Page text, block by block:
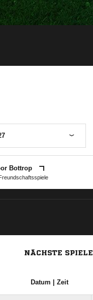
Bottrop
NÄCHSTE SPIELE
Datum | Zeit